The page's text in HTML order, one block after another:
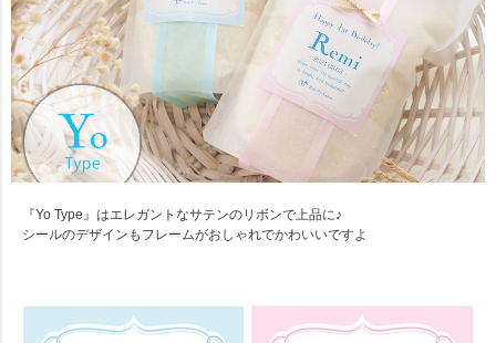
『Yo Type』はエレガントなサテンのリボンで上品に♪
シールのデザインもフレームがおしゃれでかわいいですよ